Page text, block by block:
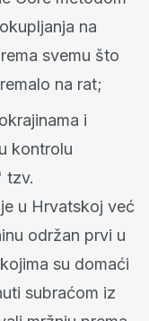
na
svemu što
na rat;
i
kontrolu
tzv.
u Hrvatskoj već
održan prvi u
su domaći
subraćom iz